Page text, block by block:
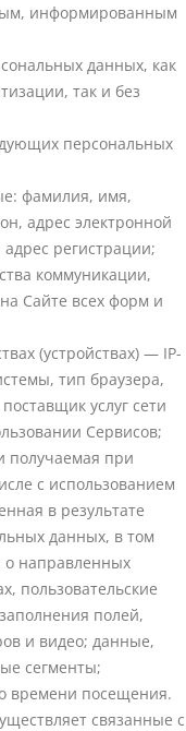
информированным
данных, как
так и без
персональных
фамилия, имя,
адрес электронной
регистрации;
коммуникации,
Сайте всех форм и
(устройствах) — IP-
тип браузера,
услуг сети
Сервисов;
получаемая при
с использованием
в результате
данных, в том
о направленных
пользовательские
полей,
и видео; данные,
сегменты;
времени посещения.
связанные с